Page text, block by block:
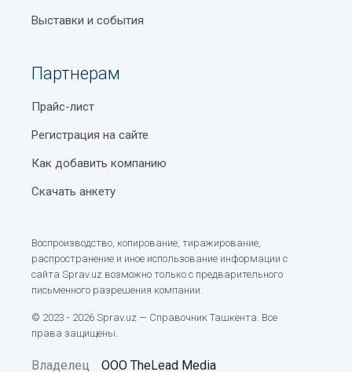
Выставки и события
Партнерам
Прайс-лист
Регистрация на сайте
Как добавить компанию
Скачать анкету
Воспроизводство, копирование, тиражирование,
распространение и иное использование информации с
сайта Sprav.uz возможно только с предварительного
письменного разрешения компании.
© 2023 - 2026 Sprav.uz — Справочник Ташкента. Все
права защищены.
Владелец ООО TheLead Media